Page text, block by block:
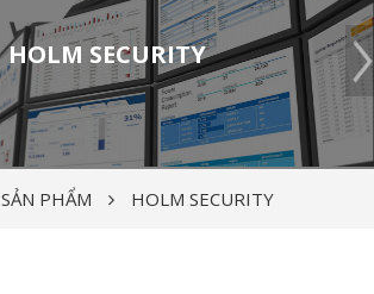
HOLM SECURITY
SẢN PHẨM HOLM SECURITY